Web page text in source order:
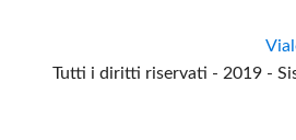
Tutti i diritti riservati - 2019 -